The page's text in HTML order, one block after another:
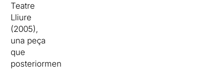
Teatre
Lliure
(2005),
una peça
que
posteriorment